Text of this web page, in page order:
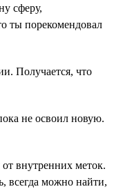
сферу,
ты порекомендовал
Получается, что
не освоил новую.
внутренних меток.
всегда можно найти,